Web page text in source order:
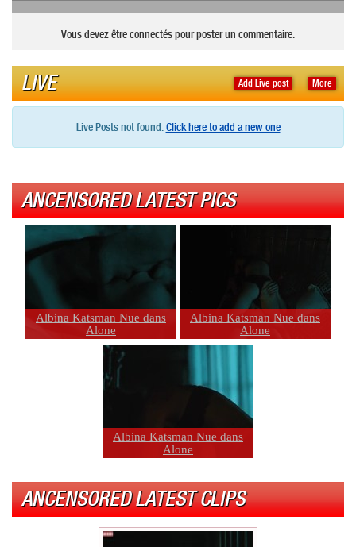
Vous devez être connectés pour poster un commentaire.
More
Add Live post
LIVE
Live Posts not found. Click here to add a new one
ANCENSORED LATEST PICS
Albina Katsman Nue dans
Alone
Albina Katsman Nue dans
Alone
Albina Katsman Nue dans
Alone
ANCENSORED LATEST CLIPS